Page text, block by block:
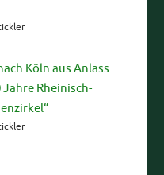
Köln aus Anlass
Rheinisch-